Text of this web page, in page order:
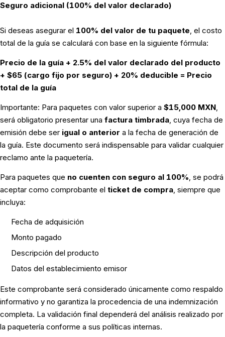
Seguro adicional (100% del valor declarado)
Si deseas asegurar el 100% del valor de tu paquete, el costo
total de la guía se calculará con base en la siguiente fórmula:
Precio de la guía + 2.5% del valor declarado del producto
+ $65 (cargo fijo por seguro) + 20% deducible = Precio
total de la guía
Importante: Para paquetes con valor superior a $15,000 MXN,
será obligatorio presentar una factura timbrada, cuya fecha de
emisión debe ser igual o anterior a la fecha de generación de
la guía. Este documento será indispensable para validar cualquier
reclamo ante la paquetería.
Para paquetes que no cuenten con seguro al 100%, se podrá
aceptar como comprobante el ticket de compra, siempre que
incluya:
Fecha de adquisición
Monto pagado
Descripción del producto
Datos del establecimiento emisor
Este comprobante será considerado únicamente como respaldo
informativo y no garantiza la procedencia de una indemnización
completa. La validación final dependerá del análisis realizado por
la paquetería conforme a sus políticas internas.